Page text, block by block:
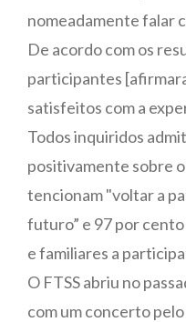
nomeadamente falar
De acordo com os
participantes
satisfeitos com a
Todos inquiridos
positivamente sobre
tencionam "voltar a
futuro” e 97 por
e familiares a
O FTSS abriu no
com um concerto